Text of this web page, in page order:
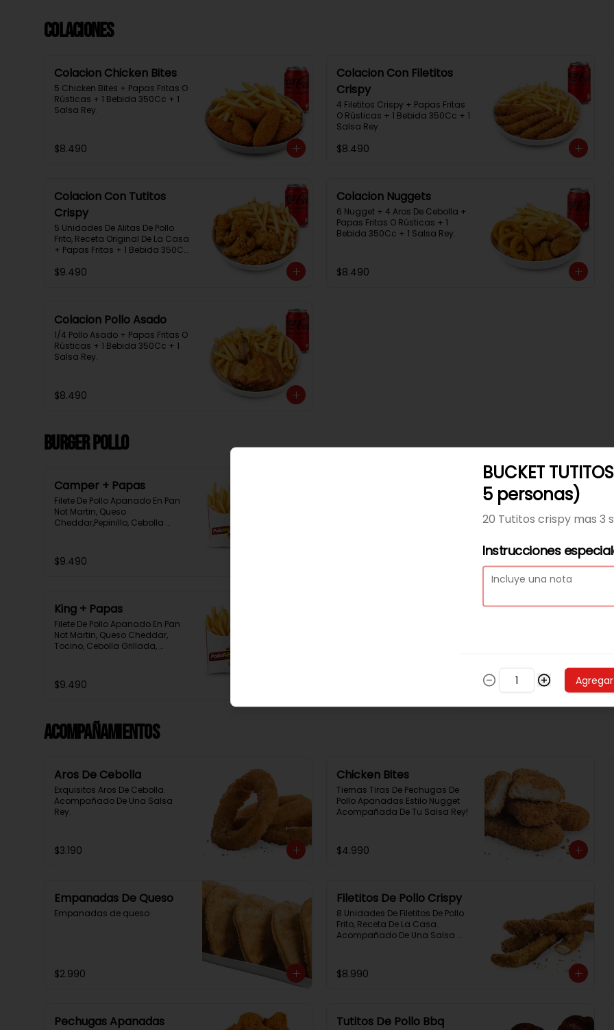
Colaciones
Colacion Chicken Bites
5 Chicken Bites + Papas Fritas O
Rústicas + 1 Bebida 350Cc + 1
Salsa Rey.
$8.490
Colacion Con Filetitos
Crispy
4 Filetitos Crispy + Papas Fritas
O Rústicas + 1 Bebida 350Cc + 1
Salsa Rey.
$8.490
Colacion Con Tutitos
Crispy
5 Unidades De Alitas De Pollo
Frito, Receta Original De La Casa
+ Papas Fritas + 1 Bebida 350Cc
$9.490
Colacion Nuggets
6 Nugget + 4 Aros De Cebolla +
Papas Fritas O Rústicas + 1
Bebida 350Cc + 1 Salsa Rey.
$8.490
Colacion Pollo Asado
1/4 Pollo Asado + Papas Fritas O
Rústicas + 1 Bebida 350Cc + 1
Salsa Rey.
$8.490
Burger Pollo
Camper + Papas
Filete De Pollo Apanado En Pan
Not Martin, Queso
Cheddar,Pepinillo, Cebolla
Papas Baston Y Una Salsa Rey.
$9.490
King + Papas
Filete De Pollo Apanado En Pan
Not Martin, Queso Cheddar,
Tocino, Cebolla Grillada,
Y Una Salsa Rey.
$9.490
Acompañamientos
Aros De Cebolla
Exquisitos Aros De Cebolla.
Acompañado De Una Salsa
Rey.
$3.190
Chicken Bites
Tiernas Tiras De Pechugas De
Pollo Apanadas Estilo Nugget
Acompañada De Tu Salsa Rey!
$4.990
Empanadas De Queso
Empanadas de queso
$2.990
Filetitos De Pollo Crispy
8 Unidades De Filetitos De Pollo
Frito, Receta De La Casa.
Acompañado De Una Salsa
$8.990
Pechugas Apanadas Tutitos De Pollo Bbq
BUCKET
5 personas)
20 Tutitos crispy mas 3
Instrucciones
Agregar